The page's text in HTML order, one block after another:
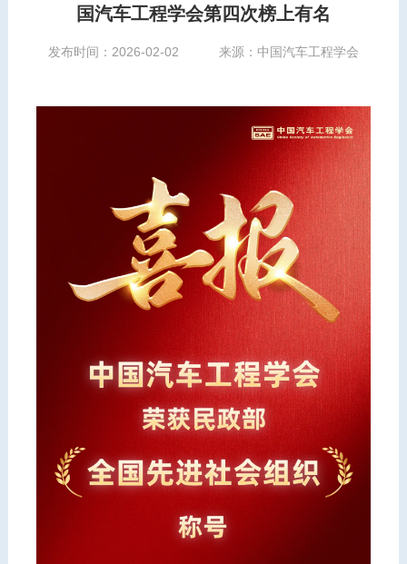
国汽车工程学会第四次榜上有名
发布时间：2026-02-02 来源：中国汽车工程学会